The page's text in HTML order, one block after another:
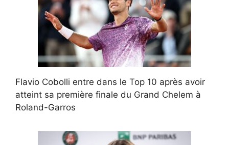
Flavio Cobolli entre dans le Top 10 après avoir
atteint sa première finale du Grand Chelem à
Roland-Garros